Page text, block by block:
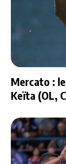
Mercato :
Keïta (OL,